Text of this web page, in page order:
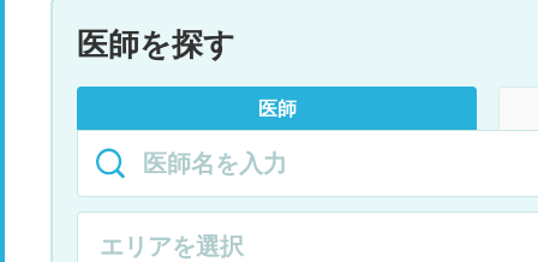
医師を探す
医師